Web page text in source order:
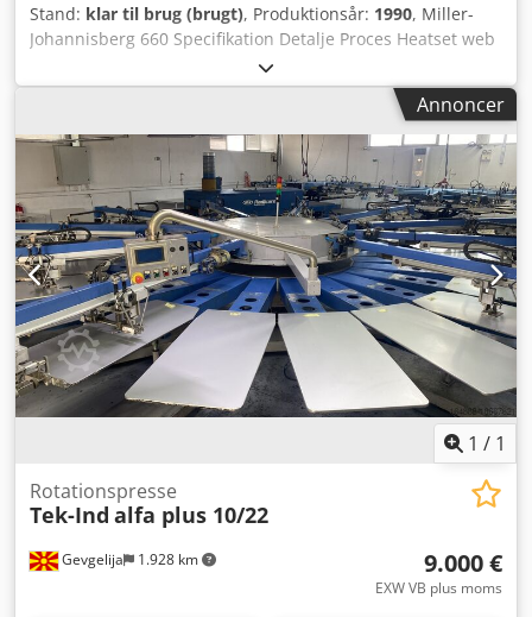
Stand: klar til brug (brugt), Produktionsår: 1990, Miller-
Johannisberg 660 Specifikation Detalje Proces Heatset web
offsettryk Banebredde 660 mm Cut-off 452 mm
Farver/enheder Typisk konfigureret med 5 trykkenheder
(kører 4+4) Tørrer VITS gas-tørrer Folder Kan folde ned til
A5-format Cjdpfx Aoyk Eg Njckjha Styring Inkluderer
kontrolpanel med registerkontrol
Banespændingskontrolsystem Baldwin fugtningssystem
Køleenhed samt køleanlæg før folder
Annoncer
1 / 1
Gevgelija 1.928 km
Rotationspresse
Tek-Ind alfa plus 10/22
9.000 €
EXW VB plus moms